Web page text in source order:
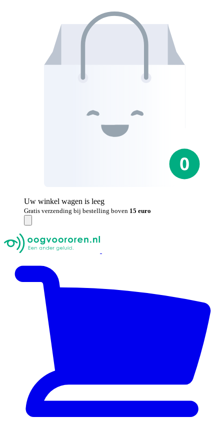
Uw winkel wagen is leeg
Gratis verzending bij bestelling boven 15 euro